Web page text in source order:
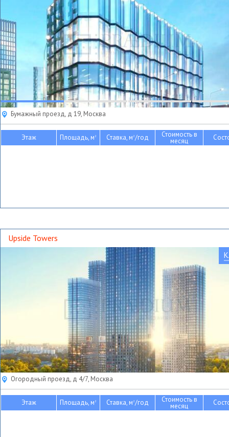
Бумажный проезд, д 19, Москва
Этаж Площадь, м2 Ставка, м2/год Стоимость в
месяц
Upside Towers
Огородный проезд, д 4/7, Москва
Этаж Площадь, м2 Ставка, м2/год Стоимость в
месяц